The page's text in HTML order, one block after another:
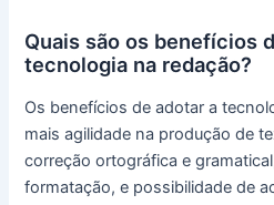
Quais são os benefícios
tecnologia na redação?
Os benefícios de adotar a
mais agilidade na produção de
correção ortográfica e
formatação, e possibilidade de